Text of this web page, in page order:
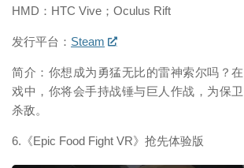
HMD：HTC Vive；Oculus Rift
发行平台： Steam
简介：你想成为勇猛无比的雷神索尔吗？
戏中，你将会手持战锤与巨人作战，为保
杀敌。
6.《Epic Food Fight VR》抢先体验版